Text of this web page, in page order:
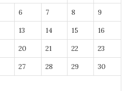
6 7 8 9
13 14 15 16
20 21 22 23
27 28 29 30